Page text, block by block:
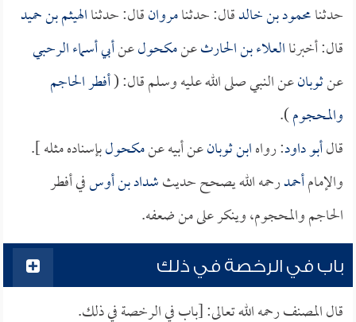
حدثنامحمود بن خالدقال: حدثنامروانقال: حدثناالهيثم بن حميد
قال: أخبرناالعلاء بن الحارثعنمكحولعنأبي أسماء الرحبي
عنثوبانعن النبي صلى الله عليه وسلم قال: (أفطر الحاجم
والمحجوم).
قالأبو داود: رواهابن ثوبانعن أبيه عنمكحولبإسناده مثله ].
والإمامأحمدرحمه الله يصحح حديثشداد بن أوسفي أفطر
الحاجم والمحجوم، وينكر على من ضعفه.
باب في الرخصة في ذلك
قال المصنف رحمه الله تعالى: [باب في الرخصة في ذلك.